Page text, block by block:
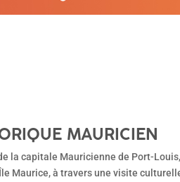
MAURICIEN
la capitale Mauricienne de Port-
Maurice, à travers une visite